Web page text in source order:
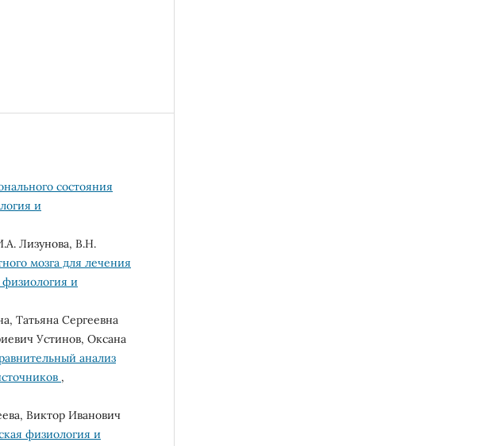
состояния
и
Лизунова, В.Н.
мозга для лечения
физиология и
Татьяна Сергеевна
Устинов, Оксана
анализ
,
Виктор Иванович
физиология и